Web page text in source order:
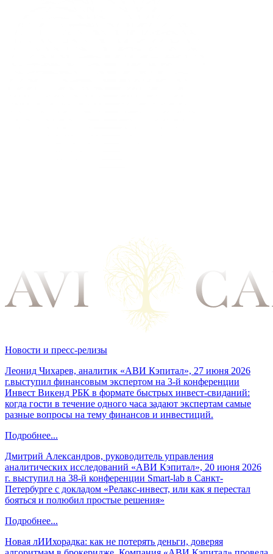
Новости и пресс-релизы
Леонид Чихарев, аналитик «АВИ Кэпитал», 27 июня 2026
г.выступил финансовым экспертом на 3-й конференции
Инвест Викенд РБК в формате быстрых инвест-свиданий:
когда гости в течение одного часа задают экспертам самые
разные вопросы на тему финансов и инвестиций.
Подробнее...
Дмитрий Александров, руководитель управления
аналитических исследований «АВИ Кэпитал», 20 июня 2026
г. выступил на 38-й конференции Smart-lab в Санкт-
Петербурге с докладом «Релакс-инвест, или как я перестал
бояться и полюбил простые решения»
Подробнее...
Новая лИИхорадка: как не потерять деньги, доверяя